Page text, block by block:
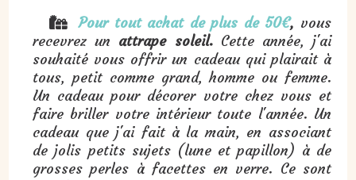
 Pour tout achat de plus de 50€, vous
recevrez un attrape soleil. Cette année, j'ai
souhaité vous offrir un cadeau qui plairait à
tous, petit comme grand, homme ou femme.
Un cadeau pour décorer votre chez vous et
faire briller votre intérieur toute l'année. Un
cadeau que j'ai fait à la main, en associant
de jolis petits sujets (lune et papillon) à de
grosses perles à facettes en verre. Ce sont